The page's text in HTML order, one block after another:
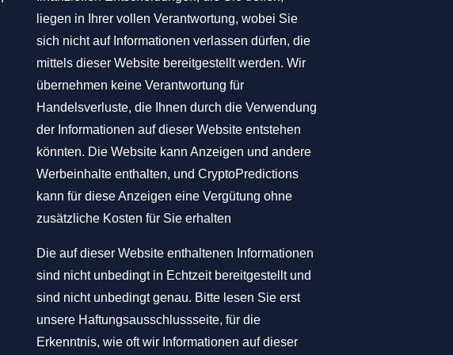
liegen in Ihrer vollen Verantwortung, wobei Sie
sich nicht auf Informationen verlassen dürfen, die
mittels dieser Website bereitgestellt werden. Wir
übernehmen keine Verantwortung für
Handelsverluste, die Ihnen durch die Verwendung
der Informationen auf dieser Website entstehen
könnten. Die Website kann Anzeigen und andere
Werbeinhalte enthalten, und CryptoPredictions
kann für diese Anzeigen eine Vergütung ohne
zusätzliche Kosten für Sie erhalten
Die auf dieser Website enthaltenen Informationen
sind nicht unbedingt in Echtzeit bereitgestellt und
sind nicht unbedingt genau. Bitte lesen Sie erst
unsere Haftungsausschlussseite, für die
Erkenntnis, wie oft wir Informationen auf dieser